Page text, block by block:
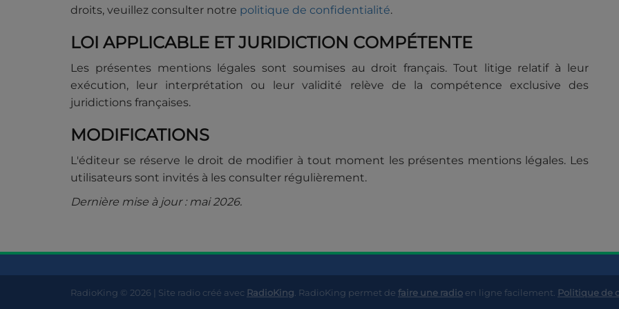
droits, veuillez consulter notre politique de confidentialité.
LOI APPLICABLE ET JURIDICTION COMPÉTENTE
Les présentes mentions légales sont soumises au droit français. Tout litige relatif à leur
exécution, leur interprétation ou leur validité relève de la compétence exclusive des
juridictions françaises.
MODIFICATIONS
L'éditeur se réserve le droit de modifier à tout moment les présentes mentions légales. Les
utilisateurs sont invités à les consulter régulièrement.
Dernière mise à jour : mai 2026.
RadioKing © 2026 | Site radio créé avec RadioKing . RadioKing permet de faire une radio en ligne facilement. Politique de